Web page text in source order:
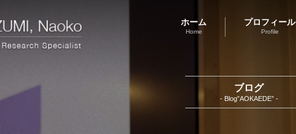
ホーム
Home
プロフィール
Profile
ブログ
- Blog”AOKAEDE” -